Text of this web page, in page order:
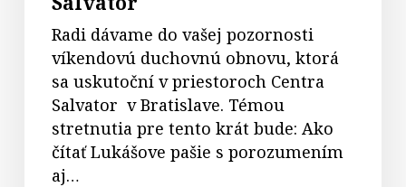
Radi dávame do vašej pozornosti
víkendovú duchovnú obnovu, ktorá
sa uskutoční v priestoroch Centra
Salvator v Bratislave. Témou
stretnutia pre tento krát bude: Ako
čítať Lukášove pašie s porozumením
aj…